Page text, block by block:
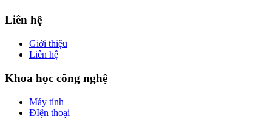
Liên hệ
Giới thiệu
Liên hệ
Khoa học công nghệ
Máy tính
ĐIện thoại